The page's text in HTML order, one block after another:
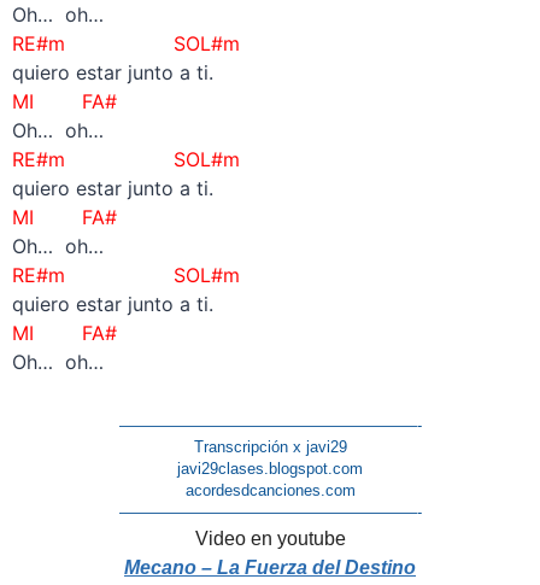
Oh… oh…
RE#m SOL#m
quiero estar junto a ti.
MI FA#
Oh… oh…
RE#m SOL#m
quiero estar junto a ti.
MI FA#
Oh… oh…
RE#m SOL#m
quiero estar junto a ti.
MI FA#
Oh… oh…
———————————————————-
Transcripción x javi29
javi29clases.blogspot.com
acordesdcanciones.com
———————————————————-
Video en youtube
Mecano – La Fuerza del Destino